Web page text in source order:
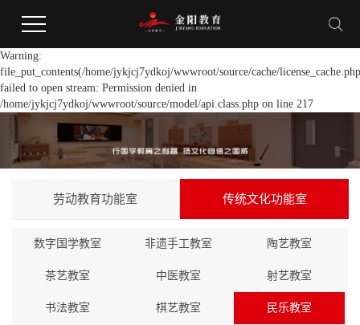
Warning:
file_put_contents(/home/jykjcj7ydkoj/wwwroot/source/cache/
failed to open stream: Permission denied in
/home/jykjcj7ydkoj/wwwroot/source/model/api.class.php on line 217
劳动教育功能室 传统文化功能室
数字国学教室 非遗手工教室 陶艺教室
茶艺教室 中医教室 射艺教室
书法教室 棋艺教室 民乐教室